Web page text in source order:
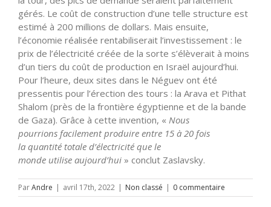
gérés. Le coût de construction d’une telle structure est
estimé à 200 millions de dollars. Mais ensuite,
l’économie réalisée rentabiliserait l’investissement : le
prix de l’électricité créée de la sorte s’élèverait à moins
d’un tiers du coût de production en Israël aujourd’hui.
Pour l’heure, deux sites dans le Néguev ont été
pressentis pour l’érection des tours : la Arava et Pithat
Shalom (près de la frontière égyptienne et de la bande
de Gaza). Grâce à cette invention, « Nous
pourrions facilement produire entre 15 à 20 fois
la quantité totale d’électricité que le
monde utilise aujourd’hui » conclut Zaslavsky.
ParAndre | avril 17th, 2022 | Non classé | 0 commentaire